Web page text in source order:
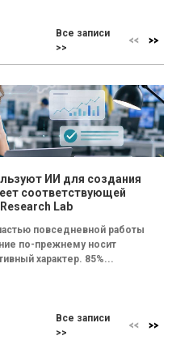
Все записи
>>
ИИ для создания
соответствующей
Lab
повседневной работы
по-прежнему носит
характер. 85%...
Все записи
>>